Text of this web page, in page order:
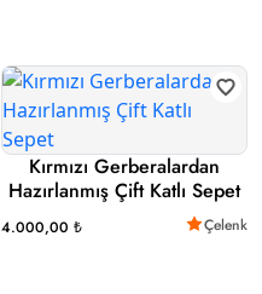
Kırmızı Gerberalardan
Hazırlanmış Çift Katlı Sepet
4.000,00 ₺ Çelenk